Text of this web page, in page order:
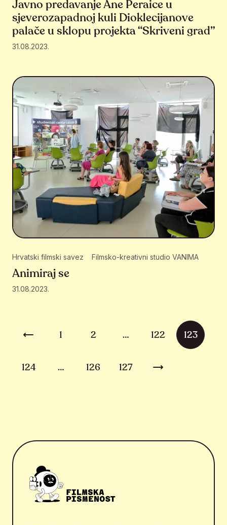
Javno predavanje Ane Peraice u
sjeverozapadnoj kuli Dioklecijanove
palače u sklopu projekta “Skriveni grad”
31.08.2023.
Hrvatski filmski savez Filmsko-kreativni studio VANIMA
Animiraj se
31.08.2023.
Brojevi stranica objava
Prethodna stranica
1 2 … 122 123
124 … 126 127 Sljedeća stranica